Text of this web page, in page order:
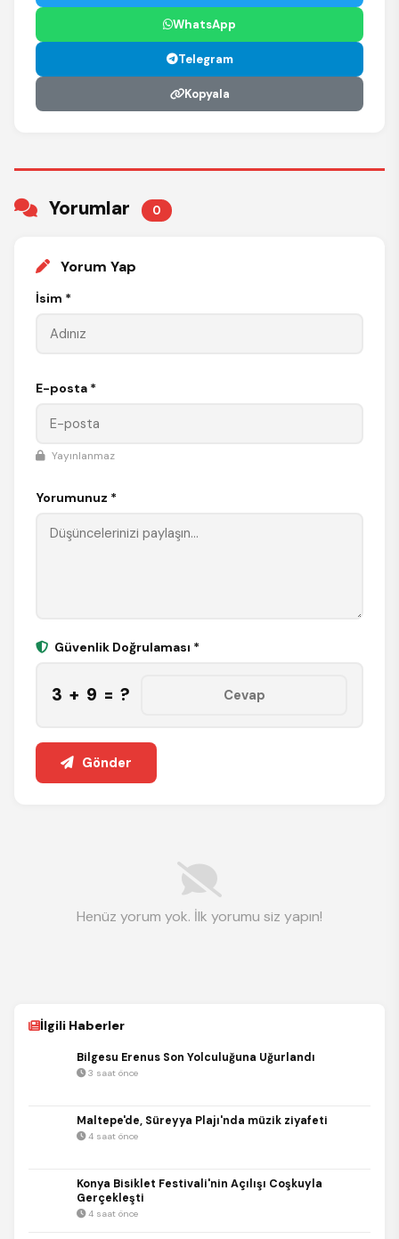
WhatsApp
Telegram
Kopyala
Yorumlar 0
Yorum Yap
İsim *
E-posta *
Yayınlanmaz
Yorumunuz *
Güvenlik Doğrulaması *
3 + 9 = ?
Gönder
Henüz yorum yok. İlk yorumu siz yapın!
İlgili Haberler
Bilgesu Erenus Son Yolculuğuna Uğurlandı
3 saat önce
Maltepe'de, Süreyya Plajı'nda müzik ziyafeti
4 saat önce
Konya Bisiklet Festivali'nin Açılışı Coşkuyla
Gerçekleşti
4 saat önce